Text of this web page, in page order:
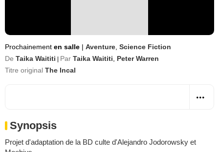
Prochainement en salle | Aventure Science Fiction
De Taika Waititi Par Taika Waititi
Peter Warren
Titre original The Incal
Synopsis
Projet d'adaptation de la BD culte d'Alejandro Jodorowsky et